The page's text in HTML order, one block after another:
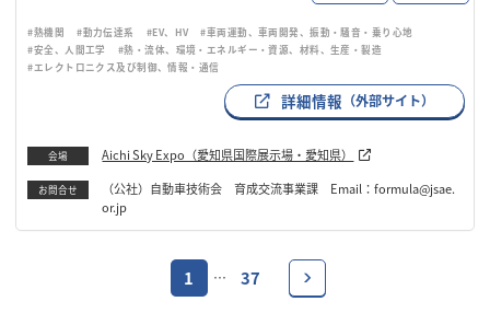
#熱機関 #動力伝達系 #EV、HV
#車両運動、車両開発、振動・騒音・乗り心地
#安全、人間工学
#熱・流体、環境・エネルギー・資源、材料、生産・製造
#エレクトロニクス及び制御、情報・通信
詳細情報 （外部サイト）
会場 Aichi Sky Expo（愛知県国際展示場・愛知県）
お問合せ
（公社）自動車技術会 育成交流事業課 Email：formula@jsae.
or.jp
1 … 37